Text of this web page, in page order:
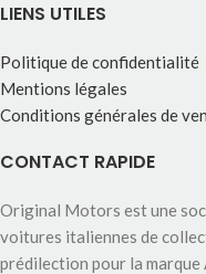
LIENS UTILES
Politique de confidentialité
Mentions légales
Conditions générales de
CONTACT RAPIDE
Original Motors est une
voitures italiennes de
prédilection pour la marque